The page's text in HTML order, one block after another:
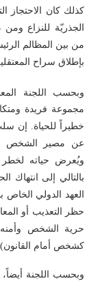
كذلك كان الاحتجاز
الجذريّة للنزاع ومن
بإطلاق سراح
وبحسب اللجنة
مجموعة فريدة
خطيراً للحياة. إن
عن مصير الشخص
ويُعرض حياته لخطر
بالتالي إلى
كشخص أمام
وبحسب اللجنة أيضاً،